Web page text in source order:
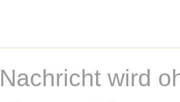
wird